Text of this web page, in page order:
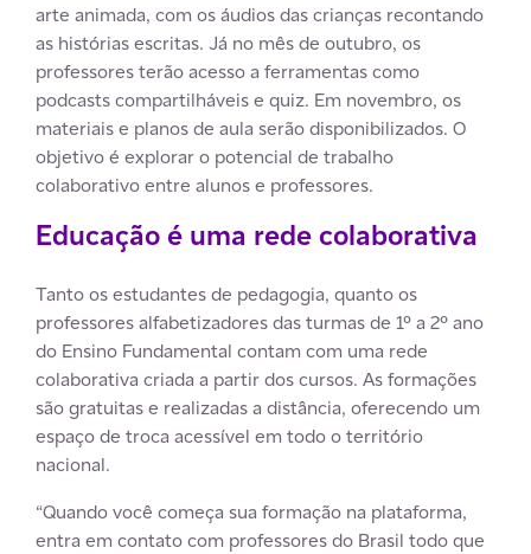
arte animada, com os áudios das crianças recontando
as histórias escritas. Já no mês de outubro, os
professores terão acesso a ferramentas como
podcasts compartilháveis e quiz. Em novembro, os
materiais e planos de aula serão disponibilizados. O
objetivo é explorar o potencial de trabalho
colaborativo entre alunos e professores.
Educação é uma rede colaborativa
Tanto os estudantes de pedagogia, quanto os
professores alfabetizadores das turmas de 1º a 2º ano
do Ensino Fundamental contam com uma rede
colaborativa criada a partir dos cursos. As formações
são gratuitas e realizadas a distância, oferecendo um
espaço de troca acessível em todo o território
nacional.
“Quando você começa sua formação na plataforma,
entra em contato com professores do Brasil todo que